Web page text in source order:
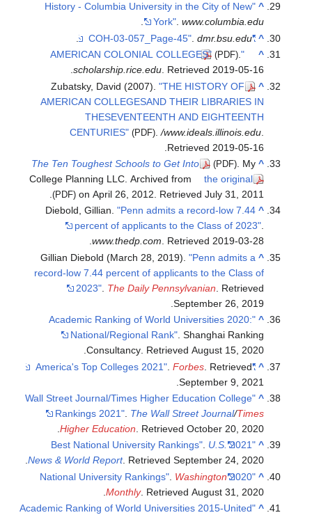
^
"History - Columbia University in the City of New
York".www.columbia.edu
.
^
"COH-03-057_Page-45"
.dmr.bsu.edu
.
^
"AMERICAN COLONIAL COLLEGES"
(PDF) .
scholarship.rice.edu . Retrieved 2019-05-16
.
^
Zubatsky, David (2007)."THE HISTORY OF
AMERICAN COLLEGESAND THEIR LIBRARIES IN
THESEVENTEENTH AND EIGHTEENTH
CENTURIES" (PDF) ./www.ideals.illinois.edu
Retrieved 2019-05-16
^
The Ten Toughest Schools to Get Into (PDF) . My
College Planning LLC. Archived from
the original
(PDF) on April 26, 2012 . RetrievedJuly 31, 2011
.
^
Diebold, Gillian."Penn admits a record-low 7.44
percent of applicants to the Class of 2023".
www.thedp.com. Retrieved2019-03-28
.
^
Gillian Diebold (March 28, 2019)."Penn admits a
record-low 7.44 percent of applicants to the Class of
2023" The Daily Pennsylvanian . Retrieved
September 26,
2019
.
^
"Academic Ranking of World Universities 2020:
National/Regional Rank" . Shanghai Ranking
Consultancy . RetrievedAugust 15, 2020
.
^
"America's Top Colleges 2021"
.Forbes . Retrieved
September 9, 2021
.
^
"Wall Street Journal/Times Higher Education College
Rankings 2021" The Wall Street Journal/Times
Higher Education . RetrievedOctober 20, 2020
.
^
"2021 Best National University Rankings"
. U.S.
News & World Report. RetrievedSeptember 24, 2020
.
^
"2020 National University Rankings"
Washington
Monthly. RetrievedAugust 31, 2020
.
^
"Academic Ranking of World Universities 2015-United